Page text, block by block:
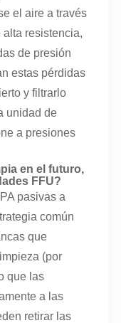
el aire a través
resistencia,
de presión
estas pérdidas
y filtrarlo
unidad de
a presiones
en el futuro,
FFU?
pasivas a
común
que
(por
que las
a las
retirar las